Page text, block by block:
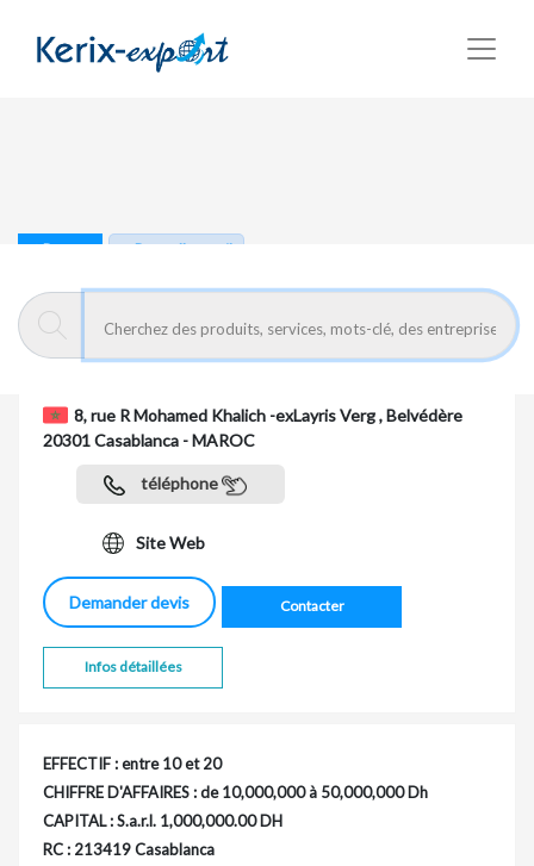
Retour Page d'accueil
8, rue R Mohamed Khalich -exLayris Verg , Belvédère
20301 Casablanca - MAROC
téléphone
Site Web
Demander devis Contacter
Infos détaillées
EFFECTIF : entre 10 et 20
CHIFFRE D'AFFAIRES : de 10,000,000 à 50,000,000 Dh
CAPITAL : S.a.r.l. 1,000,000.00 DH
RC : 213419 Casablanca